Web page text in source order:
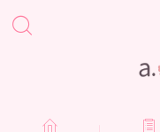
Home